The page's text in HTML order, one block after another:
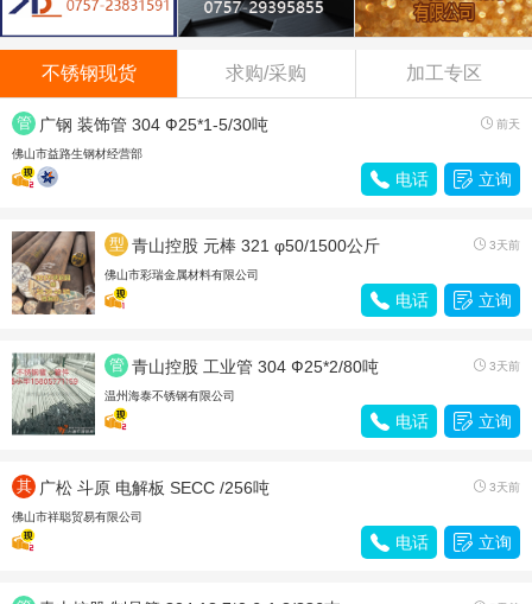
不锈钢现货 求购/采购 加工专区
管
材
广钢 装饰管 304 Ф25*1-5/30吨  前天
佛山市益路生钢材经营部
 电话  立询
型
材
青山控股 元棒 321 φ50/1500公斤  3天前
佛山市彩瑞金属材料有限公司
 电话  立询
管
材
青山控股 工业管 304 Ф25*2/80吨  3天前
温州海泰不锈钢有限公司
 电话  立询
其
他
广松 斗原 电解板 SECC /256吨  3天前
佛山市祥聪贸易有限公司
 电话  立询